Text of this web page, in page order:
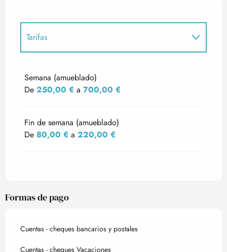
Tarifas
Semana (amueblado)
De 250,00 € a 700,00 €
Fin de semana (amueblado)
De 80,00 € a 220,00 €
Formas de pago
Cuentas - cheques bancarios y postales
Cuentas - cheques Vacaciones